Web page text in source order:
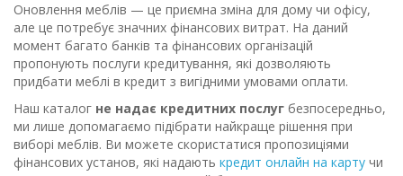
Оновлення меблів — це приємна зміна для дому чи офісу,
але це потребує значних фінансових витрат. На даний
момент багато банків та фінансових організацій
пропонують послуги кредитування, які дозволяють
придбати меблі в кредит з вигідними умовами оплати.
Наш каталог не надає кредитних послуг безпосередньо,
ми лише допомагаємо підібрати найкраще рішення при
виборі меблів. Ви можете скористатися пропозиціями
фінансових установ, які надають кредит онлайн на карту чи